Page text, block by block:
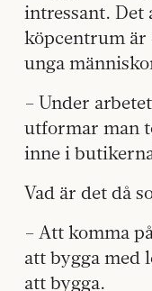
intressant. Det
köpcentrum är
unga
– Under
utformar man
inne i
Vad är det då
– Att komma
att bygga med
att bygga.